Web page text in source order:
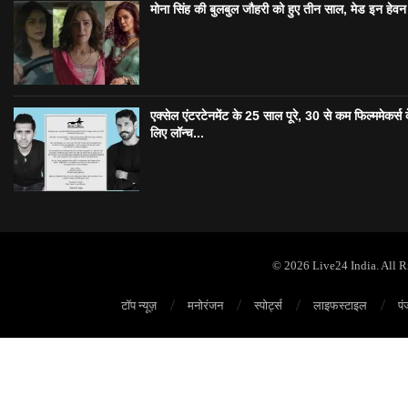
मोना सिंह की बुलबुल जौहरी को हुए तीन साल, मेड इन
एक्सेल एंटरटेनमेंट के 25 साल पूरे, 30 से कम फिल्ममेकर्स
लिए लॉन्च...
© 2026 Live24 India. All
टॉप न्यूज़ मनोरंजन स्पोर्ट्स लाइफस्टाइल